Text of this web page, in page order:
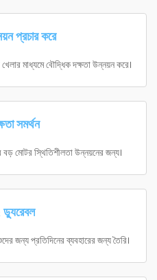
প্রচার করে
মাধ্যমে বৌদ্ধিক দক্ষতা উন্নয়ন করে।
সমর্থন
বড় মোটর স্থিতিশীলতা উন্নয়নের জন্য।
জন্য প্রতিদিনের ব্যবহারের জন্য তৈরি।